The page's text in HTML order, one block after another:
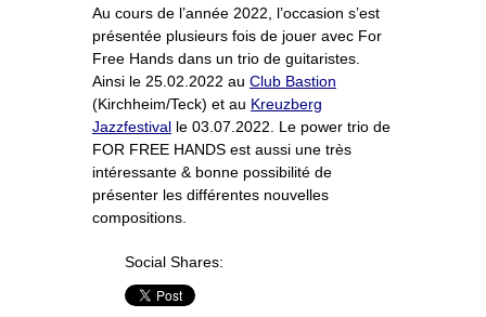
Au cours de l’année 2022, l’occasion s’est
présentée plusieurs fois de jouer avec For
Free Hands dans un trio de guitaristes.
Ainsi le 25.02.2022 au Club Bastion
(Kirchheim/Teck) et au Kreuzberg
Jazzfestival le 03.07.2022. Le power trio de
FOR FREE HANDS est aussi une très
intéressante & bonne possibilité de
présenter les différentes nouvelles
compositions.
Social Shares: